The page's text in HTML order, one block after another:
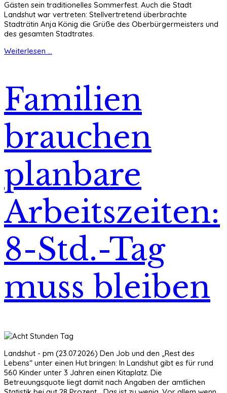
Gästen sein traditionelles Sommerfest. Auch die Stadt
Landshut war vertreten: Stellvertretend überbrachte
Stadträtin Anja König die Grüße des Oberbürgermeisters und
des gesamten Stadtrates.
Weiterlesen ...
Familien
brauchen
planbare
Arbeitszeiten:
8-Std.-Tag
muss bleiben
Landshut - pm (23.07.2026) Den Job und den „Rest des
Lebens“ unter einen Hut bringen: In Landshut gibt es für rund
560 Kinder unter 3 Jahren einen Kitaplatz. Die
Betreuungsquote liegt damit nach Angaben der amtlichen